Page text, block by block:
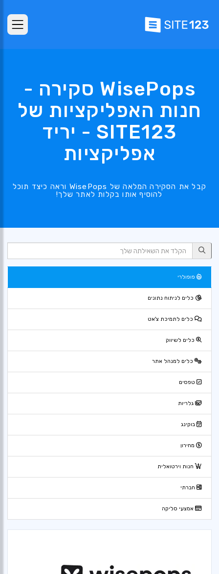
WisePops סקירה -
חנות האפליקציות של
SITE123 - יריד
אפליקציות
קבל את הסקירה המלאה של WisePops וראה כיצד תוכל
להוסיף אותו בקלות לאתר שלך!
פופולרי
כלים לניתוח נתונים
כלים לתמיכת צ'אט
כלים לשיווק
כלים למנהל אתר
טפסים
גלריות
בוקינג
מחירון
חנות וירטואלית
חברתי
אמצעי סליקה